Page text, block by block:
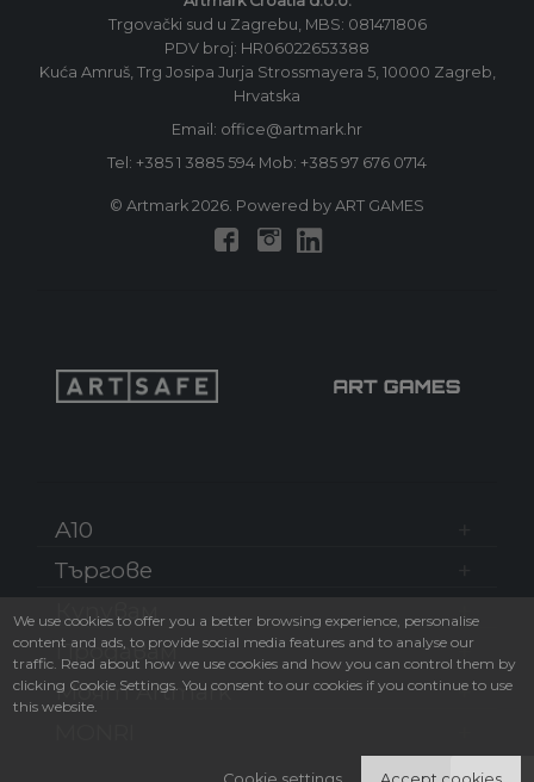
Trgovački sud u Zagrebu, MBS: 081471806
PDV broj: HR06022653388
Kuća Amruš, Trg Josipa Jurja Strossmayera 5, 10000 Zagreb,
Hrvatska
Email: office@artmark.hr
Tel: +385 1 3885 594 Mob: +385 97 676 0714
© Artmark 2026. Powered by ART GAMES
A10
Търгове
Купувам
Продавам
Моят Artmark
We use cookies to offer you a better browsing experience, personalise
content and ads, to provide social media features and to analyse our
traffic. Read about how we use cookies and how you can control them by
clicking Cookie Settings. You consent to our cookies if you continue to use
this website.